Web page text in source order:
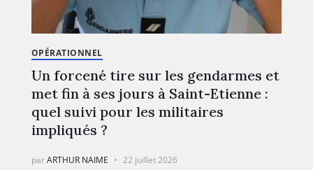
OPÉRATIONNEL
Un forcené tire sur les gendarmes et
met fin à ses jours à Saint-Etienne :
quel suivi pour les militaires
impliqués ?
parARTHUR NAIME 22 juillet 2026